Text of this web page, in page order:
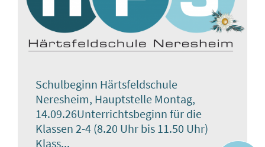
Schulbeginn Härtsfeldschule
Neresheim, Hauptstelle Montag,
14.09.26Unterrichtsbeginn für die
Klassen 2-4 (8.20 Uhr bis 11.50 Uhr)
Klass...